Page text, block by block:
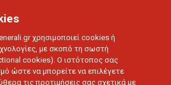
χρησιμοποιεί cookies ή
με σκοπό τη σωστή
cookies). Ο ιστότοπος σας
ώστε να μπορείτε να επιλέγετε
τις προτιμήσεις σας σχετικά με